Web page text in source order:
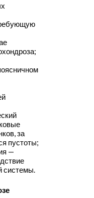
за
пустоты;
—
системы.